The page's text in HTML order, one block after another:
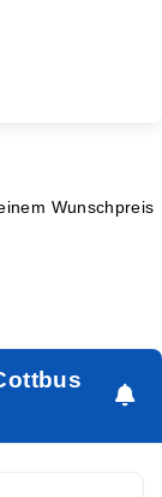
Wunschpreis